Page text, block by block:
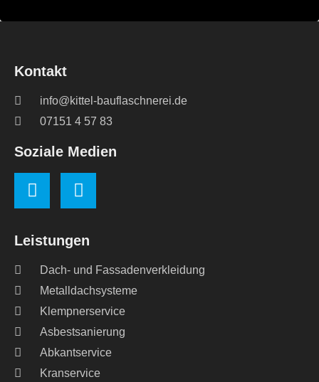
Leistungen
Dach- und Fassadenverkleidung
Metalldachsysteme
Klempnerservice
Asbestsanierung
Abkantservice
Kranservice
Kontakt
info@kittel-bauflaschnerei.de
07151 4 57 83
Soziale Medien